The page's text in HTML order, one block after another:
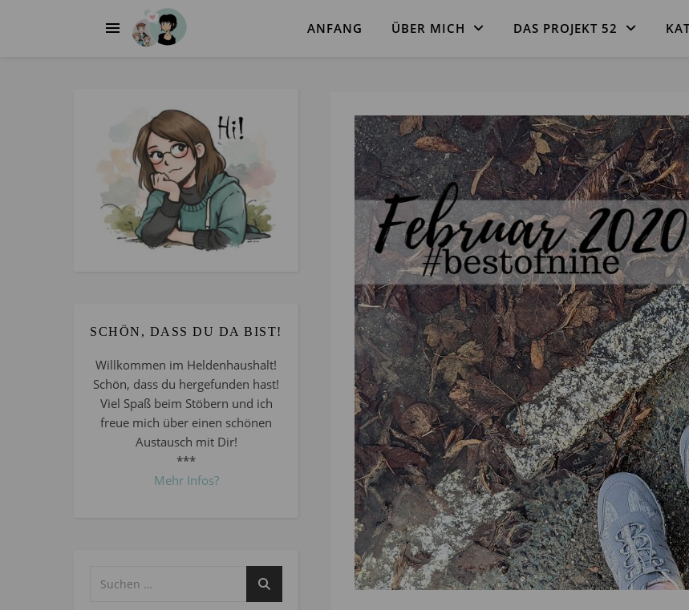
ANFANG ÜBER MICH DAS PROJEKT 52
SCHÖN, DASS DU DA BIST!
Willkommen im Heldenhaushalt!
Schön, dass du hergefunden hast!
Viel Spaß beim Stöbern und ich
freue mich über einen schönen
Austausch mit Dir!
***
Mehr Infos?